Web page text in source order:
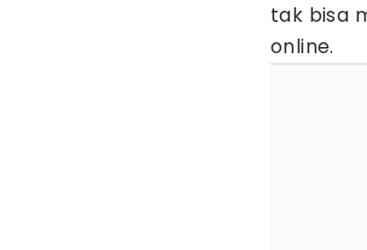
tak bisa
online.